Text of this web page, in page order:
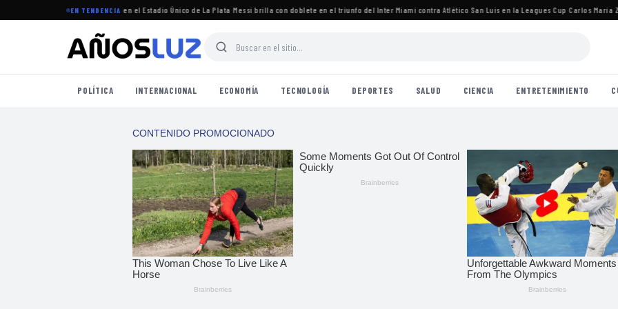
EN TENDENCIA
Clausura 2026 se jugará en el Estadio Único de La Plata·Messi brilla con doblete en el triunfo del Inter Miami contra Atlético San Luis en la Leagues Cup ·Carlos María
POLÍTICA INTERNACIONAL ECONOMÍA TECNOLOGÍA DEPORTES SALUD CIENCIA ENTRETENIMIENTO